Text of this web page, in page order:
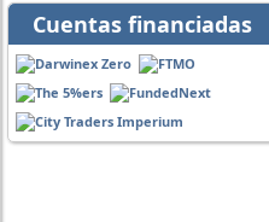
Cuentas financiadas